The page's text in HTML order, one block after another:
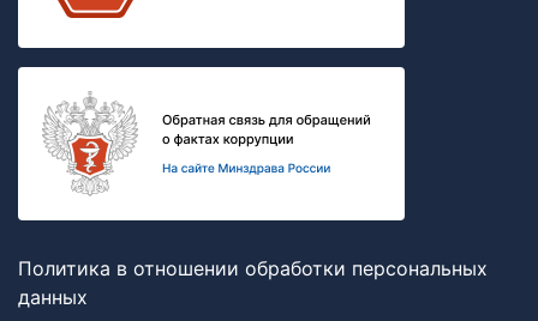
Политика в отношении обработки персональных
данных